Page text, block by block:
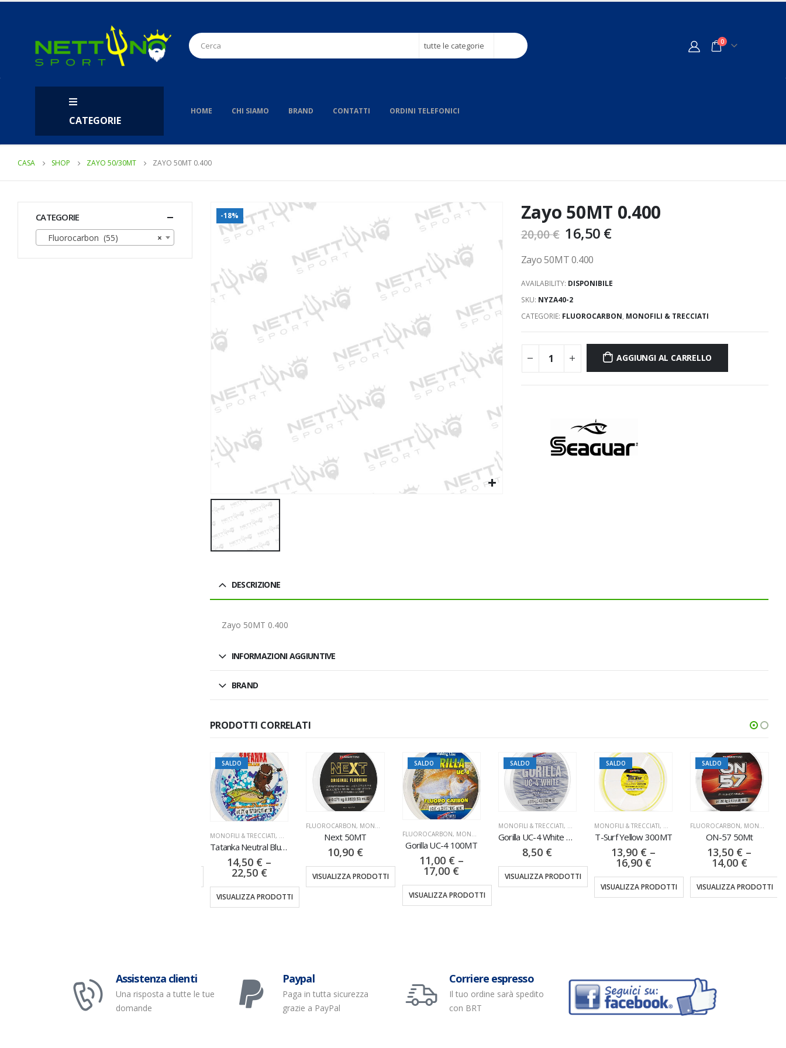
tutte le categorie 0
CATEGORIE
HOME CHI SIAMO BRAND CONTATTI ORDINI TELEFONICI
CASA SHOP ZAYO 50/30MT ZAYO 50MT 0.400
-18% Zayo 50MT 0.400
20,00€ 16,50 €
Zayo 50MT 0.400
AVAILABILITY: DISPONIBILE
SKU: NYZA40-2
CATEGORIE: FLUOROCARBON, MONOFILI & TRECCIATI
AGGIUNGI AL CARRELLO
DESCRIZIONE
Zayo 50MT 0.400
INFORMAZIONI AGGIUNTIVE
BRAND
PRODOTTI CORRELATI
SALDO
MONOFILI & TRECCIATI,
Tatanka Neutral Blue 250MT
14,50 € –
22,50 €
VISUALIZZA PRODOTTI
FLUOROCARBON, MONOFILI & TRECCIATI
Next 50MT
10,90 €
VISUALIZZA PRODOTTI
SALDO
FLUOROCARBON, MONOFILI & TRECCIATI
Gorilla UC-4 100MT
11,00 €–
17,00 €
VISUALIZZA PRODOTTI
SALDO
MONOFILI & TRECCIATI,
Gorilla UC-4 White 150MT
8,50 €
VISUALIZZA PRODOTTI
SALDO
MONOFILI & TRECCIATI,
T-Surf Yellow 300MT
13,90 € –
16,90 €
VISUALIZZA PRODOTTI
SALDO
FLUOROCARBON, MONOFILI & TRECCIATI
ON-57 50Mt
13,50 € –
14,00 €
VISUALIZZA PRODOTTI
CATEGORIE
×
Fluorocarbon (55)
Assistenza clienti
Una risposta a tutte le tue
domande
Paypal
Paga in tutta sicurezza
grazie a PayPal
Corriere espresso
Il tuo ordine sarà spedito
con BRT